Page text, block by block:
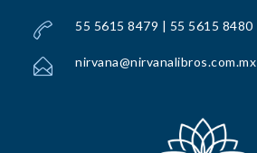
55 5615 8479 | 55 5615 8480
nirvana@nirvanalibros.com.mx